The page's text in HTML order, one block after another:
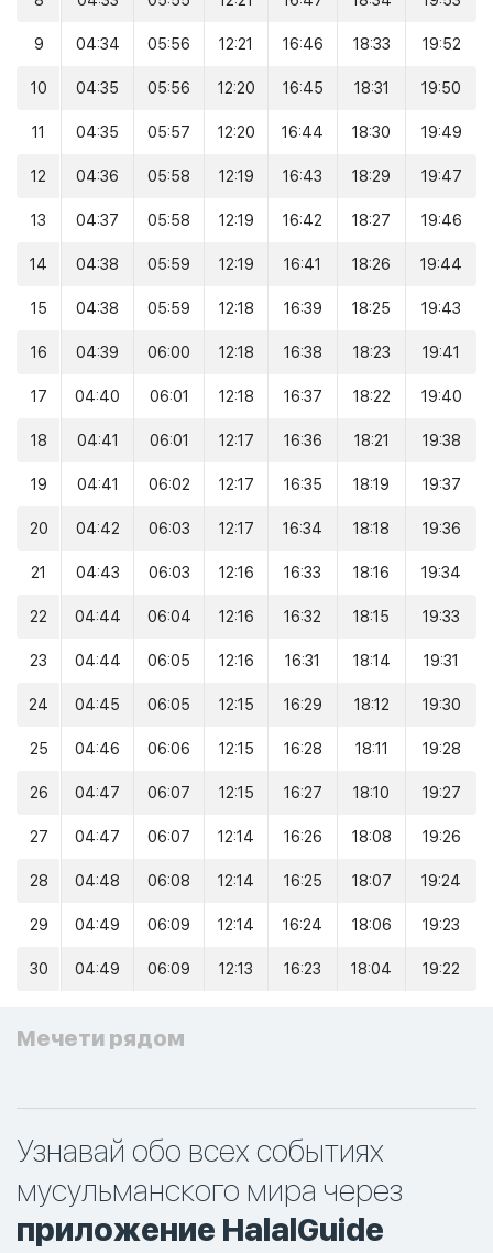
9 04:34 05:56 12:21 16:46 18:33 19:52
10 04:35 05:56 12:20 16:45 18:31 19:50
11 04:35 05:57 12:20 16:44 18:30 19:49
12 04:36 05:58 12:19 16:43 18:29 19:47
13 04:37 05:58 12:19 16:42 18:27 19:46
14 04:38 05:59 12:19 16:41 18:26 19:44
15 04:38 05:59 12:18 16:39 18:25 19:43
16 04:39 06:00 12:18 16:38 18:23 19:41
17 04:40 06:01 12:18 16:37 18:22 19:40
18 04:41 06:01 12:17 16:36 18:21 19:38
19 04:41 06:02 12:17 16:35 18:19 19:37
20 04:42 06:03 12:17 16:34 18:18 19:36
21 04:43 06:03 12:16 16:33 18:16 19:34
22 04:44 06:04 12:16 16:32 18:15 19:33
23 04:44 06:05 12:16 16:31 18:14 19:31
24 04:45 06:05 12:15 16:29 18:12 19:30
25 04:46 06:06 12:15 16:28 18:11 19:28
26 04:47 06:07 12:15 16:27 18:10 19:27
27 04:47 06:07 12:14 16:26 18:08 19:26
28 04:48 06:08 12:14 16:25 18:07 19:24
29 04:49 06:09 12:14 16:24 18:06 19:23
30 04:49 06:09 12:13 16:23 18:04 19:22
Мечети рядом
Узнавай обо всех событиях
мусульманского мира через
приложение HalalGuide